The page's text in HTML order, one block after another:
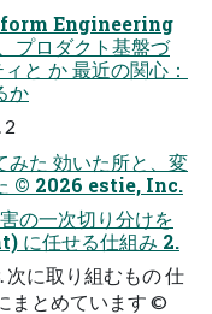
Engineering
ロダクト基盤づ
と か 最近の関心：
か
2
た 効いた所と、変
© 2026 estie, Inc.
の一次切り分けを
に任せる仕組み 2.
次に取り組むもの 仕
まとめています ©